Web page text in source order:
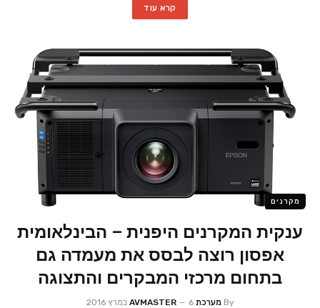
קרא עוד
מקרנים
ענקית המקרנים היפנית – הבינלאומית
אפסון רוצה לבסס את מעמדה גם
בתחום מרכזי המבקרים והתצוגה
By מערכת AVMASTER6 במרץ 2016